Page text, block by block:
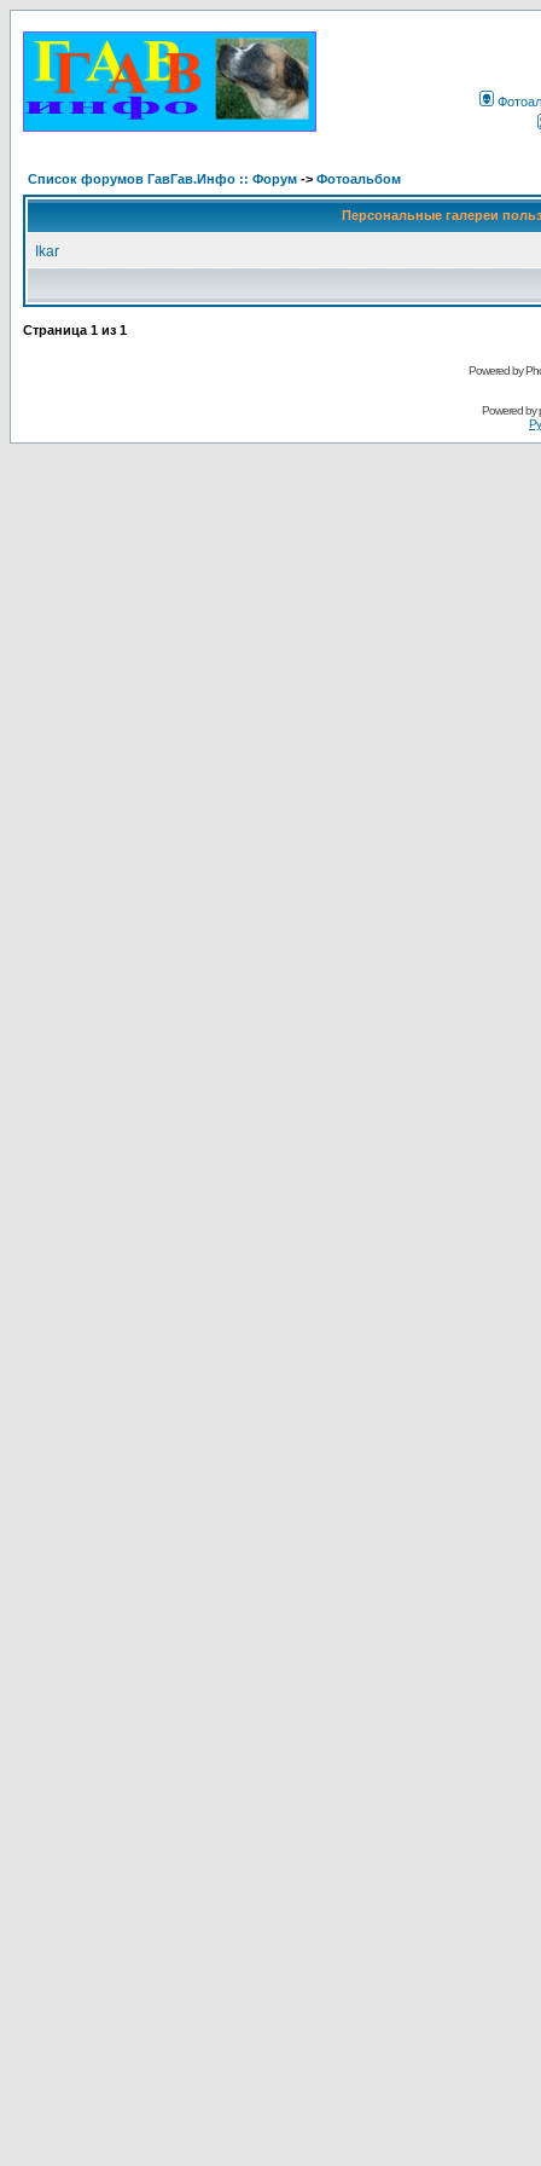
Список форумов ГавГав.Инфо :: Форум -> Фотоальбом
Персональные галереи
Ikar
Страница 1 из 1
Powered by
Powered by